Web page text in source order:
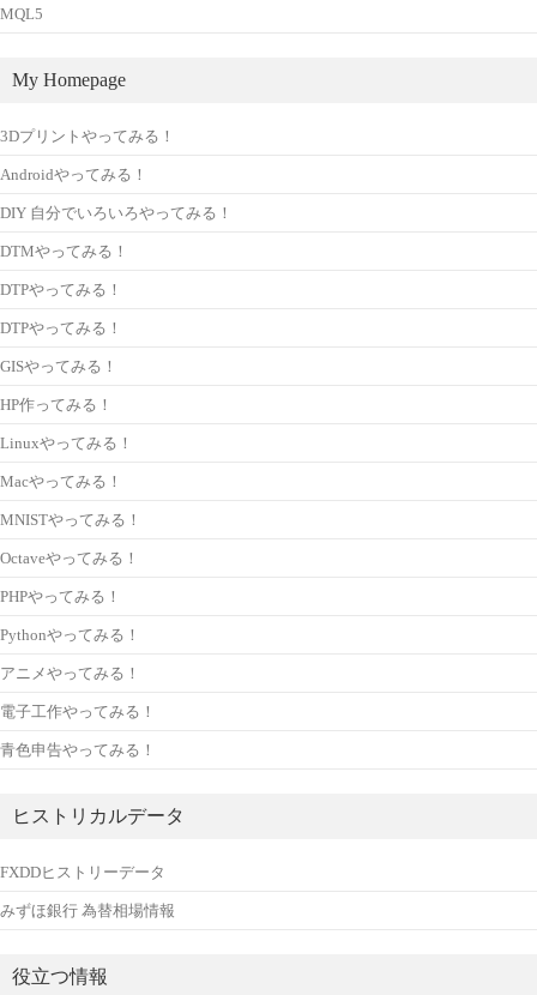
MQL5
My Homepage
3Dプリントやってみる！
Androidやってみる！
DIY 自分でいろいろやってみる！
DTMやってみる！
DTPやってみる！
DTPやってみる！
GISやってみる！
HP作ってみる！
Linuxやってみる！
Macやってみる！
MNISTやってみる！
Octaveやってみる！
PHPやってみる！
Pythonやってみる！
アニメやってみる！
電子工作やってみる！
青色申告やってみる！
ヒストリカルデータ
FXDDヒストリーデータ
みずほ銀行 為替相場情報
役立つ情報